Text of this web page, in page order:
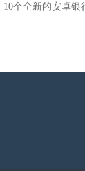
10个全新的安卓银